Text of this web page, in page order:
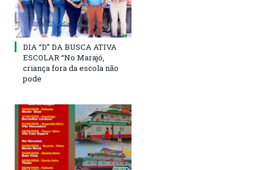
DIA “D” DA BUSCA ATIVA
ESCOLAR “No Marajó,
criança fora da escola não
pode